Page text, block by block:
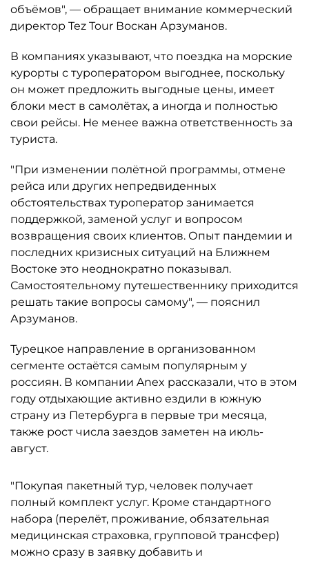
объёмов", — обращает внимание коммерческий
директор Tez Tour Воскан Арзуманов.
В компаниях указывают, что поездка на морские
курорты с туроператором выгоднее, поскольку
он может предложить выгодные цены, имеет
блоки мест в самолётах, а иногда и полностью
свои рейсы. Не менее важна ответственность за
туриста.
"При изменении полётной программы, отмене
рейса или других непредвиденных
обстоятельствах туроператор занимается
поддержкой, заменой услуг и вопросом
возвращения своих клиентов. Опыт пандемии и
последних кризисных ситуаций на Ближнем
Востоке это неоднократно показывал.
Самостоятельному путешественнику приходится
решать такие вопросы самому", — пояснил
Арзуманов.
Турецкое направление в организованном
сегменте остаётся самым популярным у
россиян. В компании Anex рассказали, что в этом
году отдыхающие активно ездили в южную
страну из Петербурга в первые три месяца,
также рост числа заездов заметен на июль-
август.
"Покупая пакетный тур, человек получает
полный комплект услуг. Кроме стандартного
набора (перелёт, проживание, обязательная
медицинская страховка, групповой трансфер)
можно сразу в заявку добавить и